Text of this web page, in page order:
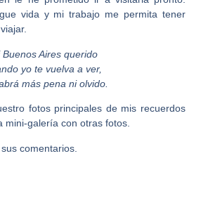
vida y mi trabajo me permita tener
Buenos Aires querido
yo te vuelva a ver,
más pena ni olvido.
fotos principales de mis recuerdos
mini-galería con otras fotos.
comentarios.